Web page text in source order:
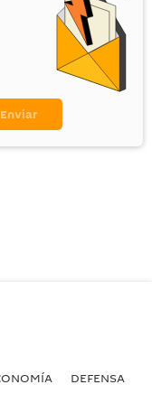
DEFENSA